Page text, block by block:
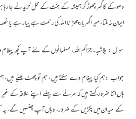
دھوکے کا گھر چھوڑ کر ہمیشہ کے جنت کے محل خریدنے جا رہا ہوں
ایمان نہ ملتا، میرا گھربار چھڑانا اللہ کی رحمت ہے پیار ہے یا
سوال : بلاشبہ۔ جزاکم اللہ، مسلمانوں کے لئے آپ کچھ
جواب :ہم کیا پیغام دے سکتے ہیں، ہم تو چھٹ بھیّے ہیں،
ہاں اتنا ضرور کہتے ہیں کہ مرنے سے پہلے اپنے علاقہ کے غیر
کے میدان میں پکڑیں گے ضرور، وہاں آپ پھنسیں گے، یہ